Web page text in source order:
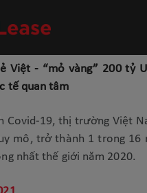
Việt - “mỏ vàng” 200 tỷ
tế quan tâm
Covid-19, thị trường Việt
mô, trở thành 1 trong 16
nhất thế giới năm 2020.